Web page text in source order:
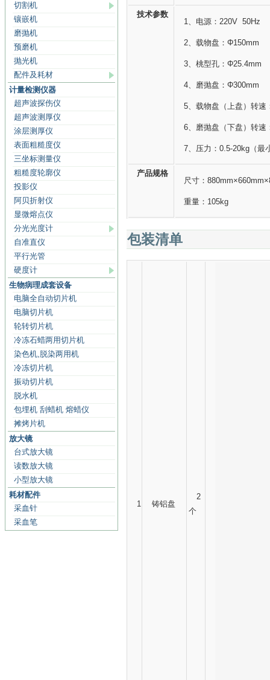
切割机
镶嵌机
磨抛机
预磨机
抛光机
配件及耗材
计量检测仪器
超声波探伤仪
超声波测厚仪
涂层测厚仪
表面粗糙度仪
三坐标测量仪
粗糙度轮廓仪
投影仪
阿贝折射仪
显微熔点仪
分光光度计
自准直仪
平行光管
硬度计
生物病理成套设备
电脑全自动切片机
电脑切片机
轮转切片机
冷冻石蜡两用切片机
染色机,脱染两用机
冷冻切片机
振动切片机
脱水机
包埋机 刮蜡机 熔蜡仪
摊烤片机
放大镜
台式放大镜
读数放大镜
小型放大镜
耗材配件
采血针
采血笔
技术参数
1、电源：220V 50Hz
2、载物盘：Φ150mm
3、桃型孔：Φ25.4mm
4、磨抛盘：Φ300mm
5、载物盘（上盘）转速
6、磨抛盘（下盘）转速
7、压力：0.5-20kg（最
产品规格
尺寸：
重量：105kg
包装清单
1 铸铝盘
2
个